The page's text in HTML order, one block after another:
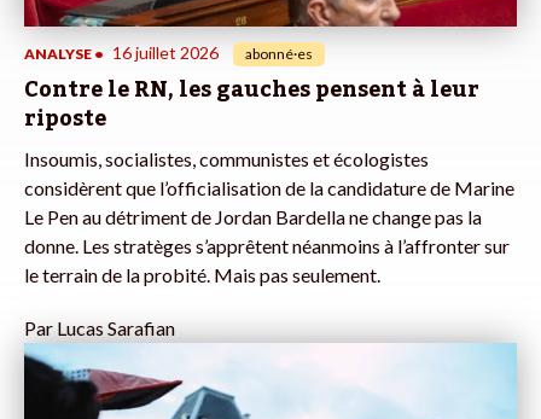
ANALYSE • 16 juillet 2026 abonné·es
Contre le RN, les gauches pensent à leur
riposte
Insoumis, socialistes, communistes et écologistes
considèrent que l’officialisation de la candidature de Marine
Le Pen au détriment de Jordan Bardella ne change pas la
donne. Les stratèges s’apprêtent néanmoins à l’affronter sur
le terrain de la probité. Mais pas seulement.
Par Lucas Sarafian